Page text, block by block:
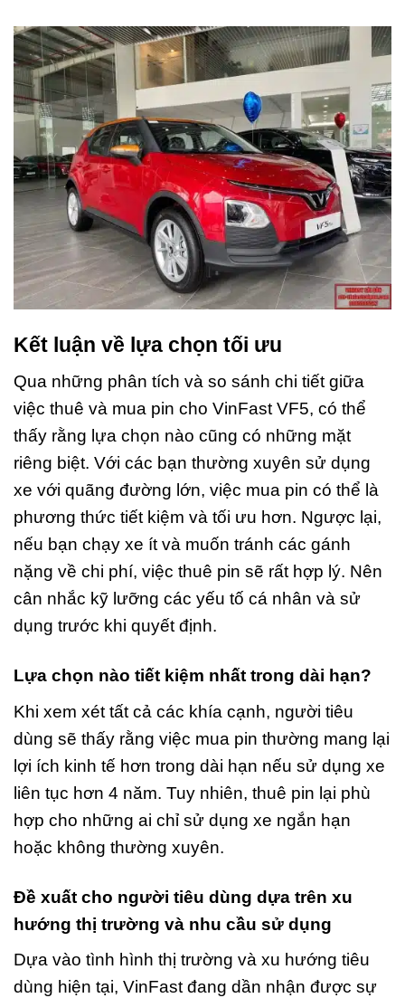
Kết luận về lựa chọn tối ưu
Qua những phân tích và so sánh chi tiết giữa
việc thuê và mua pin cho VinFast VF5, có thể
thấy rằng lựa chọn nào cũng có những mặt
riêng biệt. Với các bạn thường xuyên sử dụng
xe với quãng đường lớn, việc mua pin có thể là
phương thức tiết kiệm và tối ưu hơn. Ngược lại,
nếu bạn chạy xe ít và muốn tránh các gánh
nặng về chi phí, việc thuê pin sẽ rất hợp lý. Nên
cân nhắc kỹ lưỡng các yếu tố cá nhân và sử
dụng trước khi quyết định.
Lựa chọn nào tiết kiệm nhất trong dài hạn?
Khi xem xét tất cả các khía cạnh, người tiêu
dùng sẽ thấy rằng việc mua pin thường mang lại
lợi ích kinh tế hơn trong dài hạn nếu sử dụng xe
liên tục hơn 4 năm. Tuy nhiên, thuê pin lại phù
hợp cho những ai chỉ sử dụng xe ngắn hạn
hoặc không thường xuyên.
Đề xuất cho người tiêu dùng dựa trên xu
hướng thị trường và nhu cầu sử dụng
Dựa vào tình hình thị trường và xu hướng tiêu
dùng hiện tại, VinFast đang dần nhận được sự